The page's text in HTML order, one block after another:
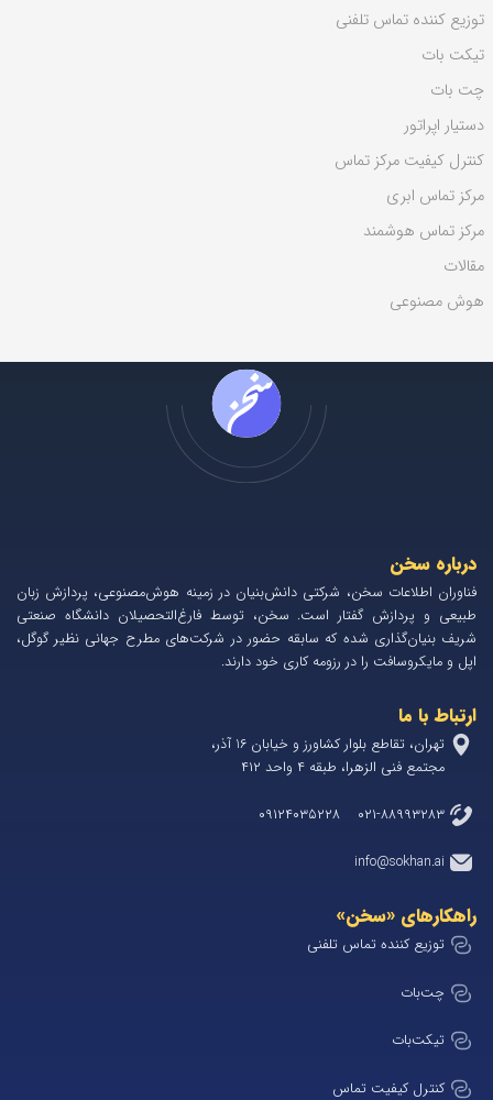
ا
ی
:
توزیع کننده تماس تلفنی
تیکت بات
چت بات
دستیار اپراتور
کنترل کیفیت مرکز تماس
مرکز تماس ابری
مرکز تماس هوشمند
مقالات
هوش مصنوعی
ارتباط با ما
تهران، تقاطع بلوار کشاورز و خیابان 1۶ آذر،
مجتمع فنی الزهرا، طبقه ۴ واحد ۴۱۲
۰۲۱-۸۸۹۹۳۲۸۳ ۰۹۱۲۴۰۳۵۲۲۸
info@sokhan.ai
درباره سخن
فناوران اطلاعات سخن، شرکتی دانش‌بنیان در زمینه هوش‌مصنوعی، پردازش زبان
طبیعی و پردازش گفتار است. سخن، توسط فارغ‌التحصیلان دانشگاه صنعتی
شریف بنیان‌گذاری شده که سابقه حضور در شرکت‌های مطرح جهانی نظیر گوگل،
اپل و مایکروسافت را در رزومه کاری خود دارند.
راهکارهای «سخن»
توزیع کننده تماس تلفنی
چت‌بات
تیکت‌بات
کنترل کیفیت تماس